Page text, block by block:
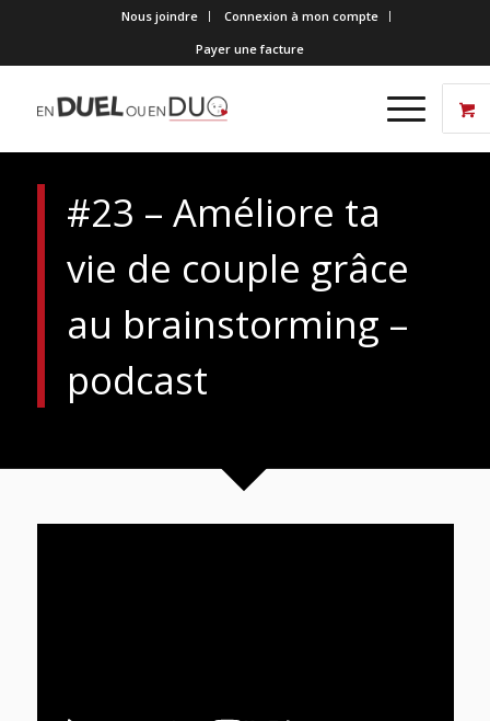
Nous joindre
Connexion à mon compte
Payer une facture
#23 – Améliore ta
vie de couple grâce
au brainstorming –
podcast